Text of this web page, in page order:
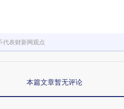
代表财新网观点
本篇文章暂无评论